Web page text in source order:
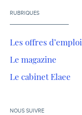
RUBRIQUES
Les offres d’emploi
Le magazine
Le cabinet Elaee
NOUS SUIVRE